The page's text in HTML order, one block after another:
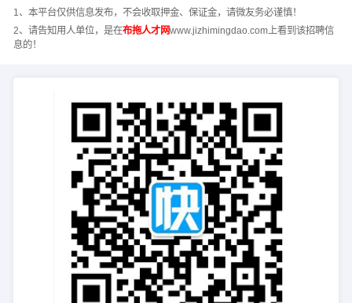
1、本平台仅供信息发布，不会收取押金、保证金，请微友务必谨慎！
2、请告知用人单位，是在布拖人才网www.jizhimingdao.com上看到该招聘信
息的！